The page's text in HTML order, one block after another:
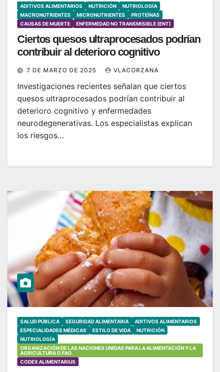
ADITIVOS ALIMENTARIOS NUTRICIÓN
NUTRIOLOGÍA
MACRONUTRIENTES
MICRONUTRIENTES
PROTEÍNAS
CAUSAS DE MUERTE
ENFERMEDAD NO TRANSMISIBLE (ENT)
Ciertos quesos ultraprocesados podrían
contribuir al deterioro cognitivo
7 DE MARZO DE 2025 VLACORZANA
Investigaciones recientes señalan que ciertos
quesos ultraprocesados podrían contribuir al
deterioro cognitivo y enfermedades
neurodegenerativas. Los especialistas explican
los riesgos…
SALUD PÚBLICA SEGURIDAD ALIMENTARIA
ADITIVOS ALIMENTARIOS
ESPECIALIDADES MÉDICAS
ESTILO DE VIDA
NUTRICIÓN
NUTRIOLOGÍA
ORGANIZACIÓN DE LAS NACIONES UNIDAS PARA LA ALIMENTACIÓN Y LA
AGRICULTURA O FAO
CODEX ALIMENTARIUS